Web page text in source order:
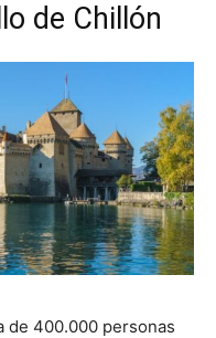
de Chillón
de 400.000 personas